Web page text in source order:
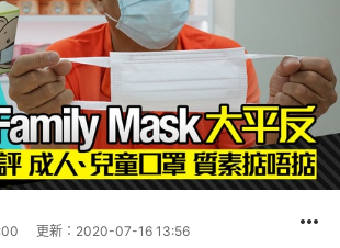
更新： 2020-07-16 13:56